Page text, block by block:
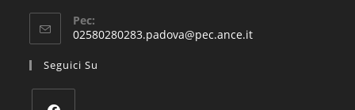
Pec:
02580280283.padova@pec.ance.it
Seguici Su